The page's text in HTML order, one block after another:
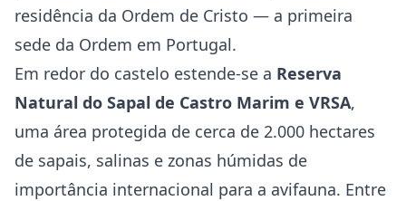
residência da Ordem de Cristo — a primeira
sede da Ordem em Portugal.
Em redor do castelo estende-se a Reserva
Natural do Sapal de Castro Marim e VRSA,
uma área protegida de cerca de 2.000 hectares
de sapais, salinas e zonas húmidas de
importância internacional para a avifauna. Entre